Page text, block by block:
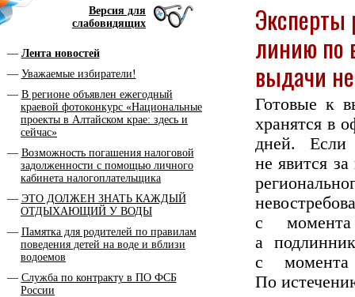
Версия для
слабовидящих
Лента новостей
Уважаемые избиратели!
В регионе объявлен ежегодный
краевой фотоконкурс «Национальные
проекты в Алтайском крае: здесь и
сейчас»
Возможность погашения налоговой
задолженности с помощью личного
кабинета налогоплательщика
ЭТО ДОЛЖЕН ЗНАТЬ КАЖДЫЙ
ОТДЫХАЮЩИЙ У ВОДЫ
Памятка для родителей по правилам
поведения детей на воде и вблизи
водоемов
Служба по контракту в ПО ФСБ
России
Эксперты
линию по
выдачи
Готовые к
хранятся в
дней. Если
не явится
с момента
а
с момента
По